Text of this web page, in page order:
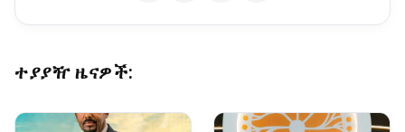
ተያያዥ ዜናዎች: